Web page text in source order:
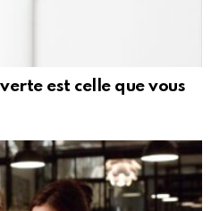
est celle que vous